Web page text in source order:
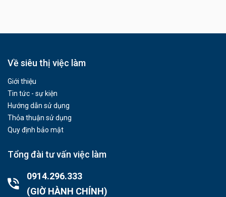
Về siêu thị việc làm
Giới thiệu
Tin tức - sự kiện
Hướng dẫn sử dụng
Thỏa thuận sử dụng
Quy định bảo mật
Tổng đài tư vấn việc làm
0914.296.333
(GIỜ HÀNH CHÍNH)